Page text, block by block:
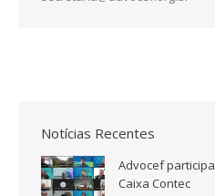
Notícias Recentes
Advocef
Caixa Contec